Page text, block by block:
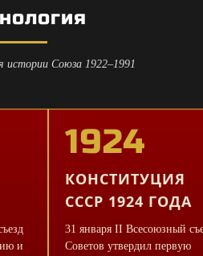
истории Союза 1922–1991
и
1924
КОНСТИТУЦИЯ
СССР 1924 ГОДА
31 января II Всесоюзный
Советов утвердил первую